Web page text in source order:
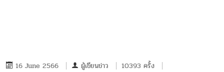
16 June 2566 ผู้เขียนข่าว
10393 ครั้ง